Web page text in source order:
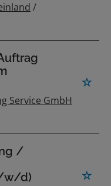
/
Service GmbH
/
w/d)